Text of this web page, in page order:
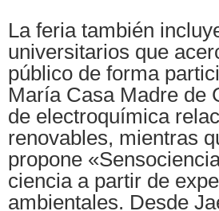
La feria también
universitarios que
público de forma
María Casa Madre de
de electroquímica
renovables, mientras
propone
ciencia a partir de
ambientales. Desde